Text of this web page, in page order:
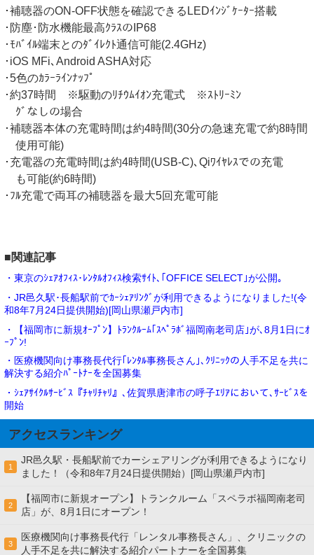
･補聴器のON-OFF状態を確認できるLEDｲﾝｼﾞｹｰﾀｰ搭載
･防塵･防水機能最高ｸﾗｽのIP68
･ﾓﾊﾞｲﾙ端末とのﾀﾞｲﾚｸﾄ通信可能(2.4GHz)
･iOS MFi､Android ASHA対応
･5色のｶﾗｰﾗｲﾝﾅｯﾌﾟ
･約37時間 ※駆動のﾘﾁｳﾑｲｵﾝ充電式 ※ｽﾄﾘｰﾐﾝ
ｸﾞなしの場合
･補聴器本体の充電時間は約4時間(30分の急速充電で約8時間
使用可能)
･充電器の充電時間は約4時間(USB-C)､Qiﾜｲﾔﾚｽでの充電
も可能(約6時間)
･ﾌﾙ充電で両耳の補聴器を最大5回充電可能
■関連記事
・東京のｼｪｱｵﾌｨｽ･ﾚﾝﾀﾙｵﾌｨｽ検索ｻｲﾄ､｢OFFICE SELECT｣が公開｡
・JR邑久駅･長船駅前でｶｰｼｪｱﾘﾝｸﾞが利用できるようになりました!(令
和8年7月24日提供開始)[岡山県瀬戸内市]
・【福岡市に新規ｵｰﾌﾟﾝ】ﾄﾗﾝｸﾙｰﾑ｢ｽﾍﾟﾗﾎﾞ福岡南老司店｣が､8月1日にｵ
ｰﾌﾟﾝ!
・医療機関向け事務長代行｢ﾚﾝﾀﾙ事務長さん｣､ｸﾘﾆｯｸの人手不足を共に
解決する紹介ﾊﾟｰﾄﾅｰを全国募集
・ｼｪｱｻｲｸﾙｻｰﾋﾞｽ『ﾁｬﾘﾁｬﾘ』､佐賀県唐津市の呼子ｴﾘｱにおいて､ｻｰﾋﾞｽを
開始
アクセスランキング
1
JR邑久駅・長船駅前でカーシェアリングが利用できるようになり
ました！（令和8年7月24日提供開始）[岡山県瀬戸内市]
2
【福岡市に新規オープン】トランクルーム「スペラボ福岡南老司
店」が、8月1日にオープン！
3
医療機関向け事務長代行「レンタル事務長さん」、クリニックの
人手不足を共に解決する紹介パートナーを全国募集